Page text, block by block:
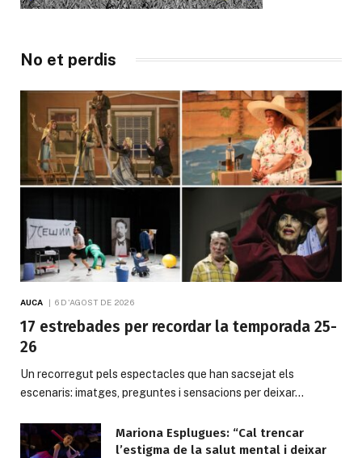
No et perdis
AUCA 6 D'AGOST DE 2026
17 estrebades per recordar la temporada 25-
26
Un recorregut pels espectacles que han sacsejat els
escenaris: imatges, preguntes i sensacions per deixar…
Mariona Esplugues: “Cal trencar
l’estigma de la salut mental i deixar